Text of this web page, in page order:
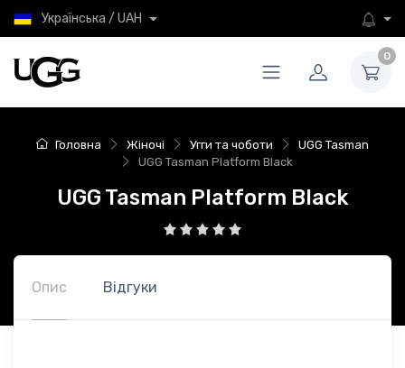
Українська / UAH
0
Головна Жіночі Угги та чоботи
UGG Tasman
UGG Tasman Platform Black
UGG Tasman Platform Black
Опис Відгуки